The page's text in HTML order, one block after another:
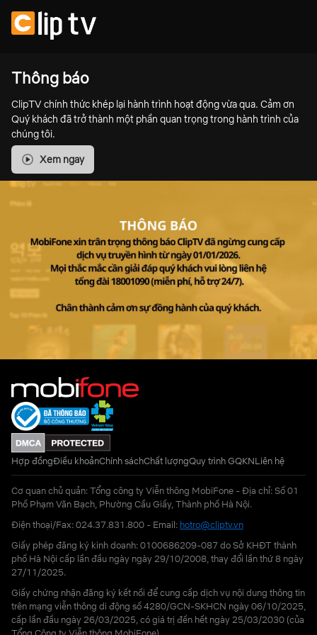
Thông báo
ClipTV chính thức khép lại hành trình hoạt động vừa qua. Cảm ơn
Quý khách đã trở thành một phần quan trọng trong hành trình của
chúng tôi.
Xem ngay
Hợp đồngĐiều khoảnChính sáchChất lượngQuy trình GQKNLiên hệ
Cơ quan chủ quản: Tổng công ty Viễn thông MobiFone - Địa chỉ: Số 01
Phố Phạm Văn Bạch, Phường Cầu Giấy, Thành phố Hà Nội.
Điện thoại/Fax: 024.37.831.800 - Email: hotro@cliptv.vn
Giấy phép đăng ký kinh doanh: 0100686209-087 do Sở KHĐT thành
phố Hà Nội cấp lần đầu ngày ngày 29/10/2008, thay đổi lần thứ 8 ngày
27/11/2025.
Giấy chứng nhận đăng ký kết nối để cung cấp dịch vụ nội dung thông tin
trên mạng viễn thông di động số 4280/GCN-SKHCN ngày 06/10/2025,
cấp lần đầu ngày 26/03/2025, có giá trị đến hết ngày 25/03/2030 (của